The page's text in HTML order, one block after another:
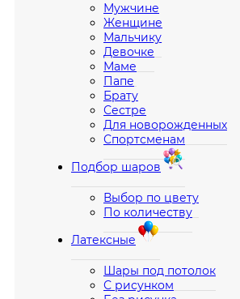
Мужчине
Женщине
Мальчику
Девочке
Маме
Папе
Брату
Сестре
Для новорожденных
Спортсменам
Подбор шаров
Выбор по цвету
По количеству
Латексные
Шары под потолок
С рисунком